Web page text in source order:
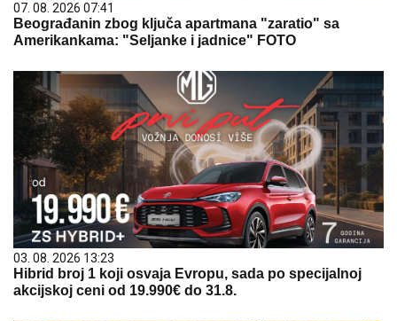
07. 08. 2026 07:41
Beograđanin zbog ključa apartmana "zaratio" sa
Amerikankama: "Seljanke i jadnice" FOTO
03. 08. 2026 13:23
Hibrid broj 1 koji osvaja Evropu, sada po specijalnoj
akcijskoj ceni od 19.990€ do 31.8.